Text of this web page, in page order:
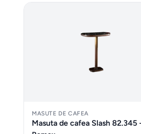
MASUTE DE CAFEA
Masuta de cafea Slash 82.345